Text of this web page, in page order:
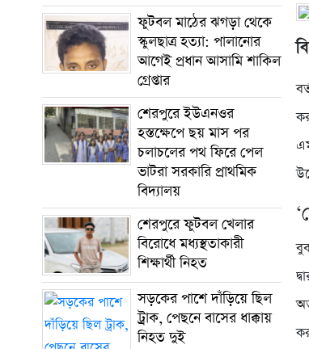
ফুটবল মাঠের ঝগড়া থেকে
স্কুলছাত্র হত্যা: পালানোর
আগেই প্রধান আসামি শাকিল
গ্রেপ্তার
শেরপুরে ইউএনওর
হস্তক্ষেপে ছয় মাস পর
চলাচলের পথ ফিরে পেল
ভাটরা সরকারি প্রাথমিক
বিদ্যালয়
শেরপুরে ফুটবল খেলার
বিরোধে মধ্যস্থতাকারী
শিক্ষার্থী নিহত
সড়কের পাশে দাঁড়িয়ে ছিল
ট্রাক, পেছনে বাসের ধাক্কায়
নিহত দুই